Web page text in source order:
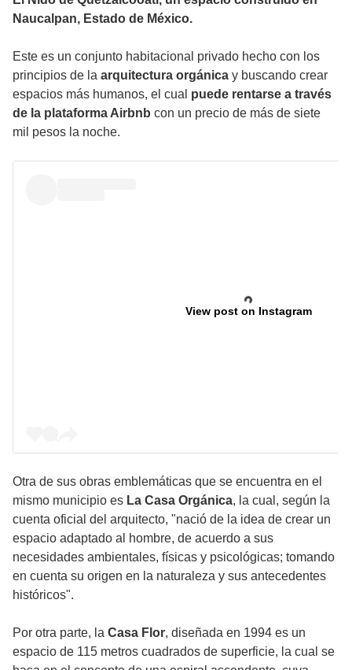
Naucalpan, Estado de México.
Este es un conjunto habitacional privado hecho con los
principios de la arquitectura orgánica y buscando crear
espacios más humanos, el cual puede rentarse a través
de la plataforma Airbnb con un precio de más de siete
mil pesos la noche.
View post on Instagram
Otra de sus obras emblemáticas que se encuentra en el
mismo municipio es La Casa Orgánica, la cual, según la
cuenta oficial del arquitecto, "nació de la idea de crear un
espacio adaptado al hombre, de acuerdo a sus
necesidades ambientales, físicas y psicológicas; tomando
en cuenta su origen en la naturaleza y sus antecedentes
históricos".
Por otra parte, la Casa Flor, diseñada en 1994 es un
espacio de 115 metros cuadrados de superficie, la cual se